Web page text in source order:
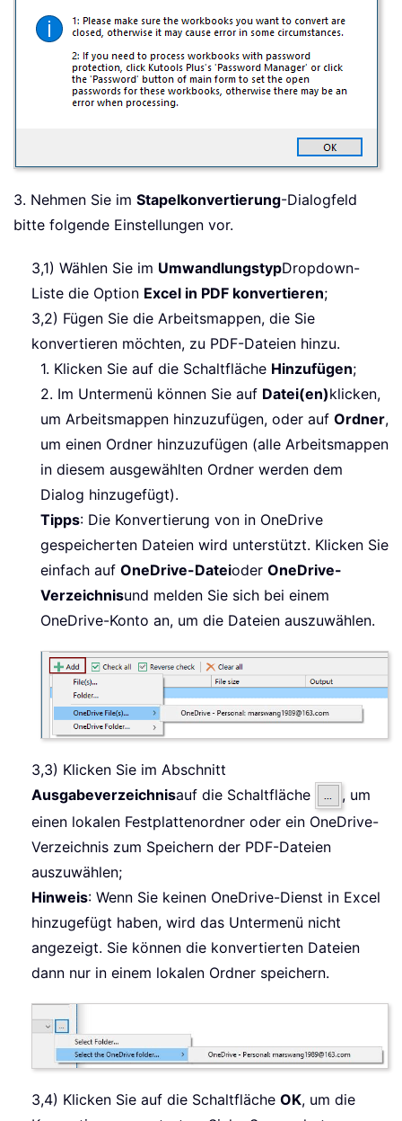
3. Nehmen Sie im Stapelkonvertierung-Dialogfeld
bitte folgende Einstellungen vor.
3,1) Wählen Sie im UmwandlungstypDropdown-
Liste die Option Excel in PDF konvertieren;
3,2) Fügen Sie die Arbeitsmappen, die Sie
konvertieren möchten, zu PDF-Dateien hinzu.
1. Klicken Sie auf die Schaltfläche Hinzufügen;
2. Im Untermenü können Sie auf Datei(en)klicken,
um Arbeitsmappen hinzuzufügen, oder auf Ordner,
um einen Ordner hinzuzufügen (alle Arbeitsmappen
in diesem ausgewählten Ordner werden dem
Dialog hinzugefügt).
Tipps: Die Konvertierung von in OneDrive
gespeicherten Dateien wird unterstützt. Klicken Sie
einfach auf OneDrive-Dateioder OneDrive-
Verzeichnisund melden Sie sich bei einem
OneDrive-Konto an, um die Dateien auszuwählen.
3,3) Klicken Sie im Abschnitt
Ausgabeverzeichnisauf die Schaltfläche
, um
einen lokalen Festplattenordner oder ein OneDrive-
Verzeichnis zum Speichern der PDF-Dateien
auszuwählen;
Hinweis: Wenn Sie keinen OneDrive-Dienst in Excel
hinzugefügt haben, wird das Untermenü nicht
angezeigt. Sie können die konvertierten Dateien
dann nur in einem lokalen Ordner speichern.
3,4) Klicken Sie auf die Schaltfläche OK, um die